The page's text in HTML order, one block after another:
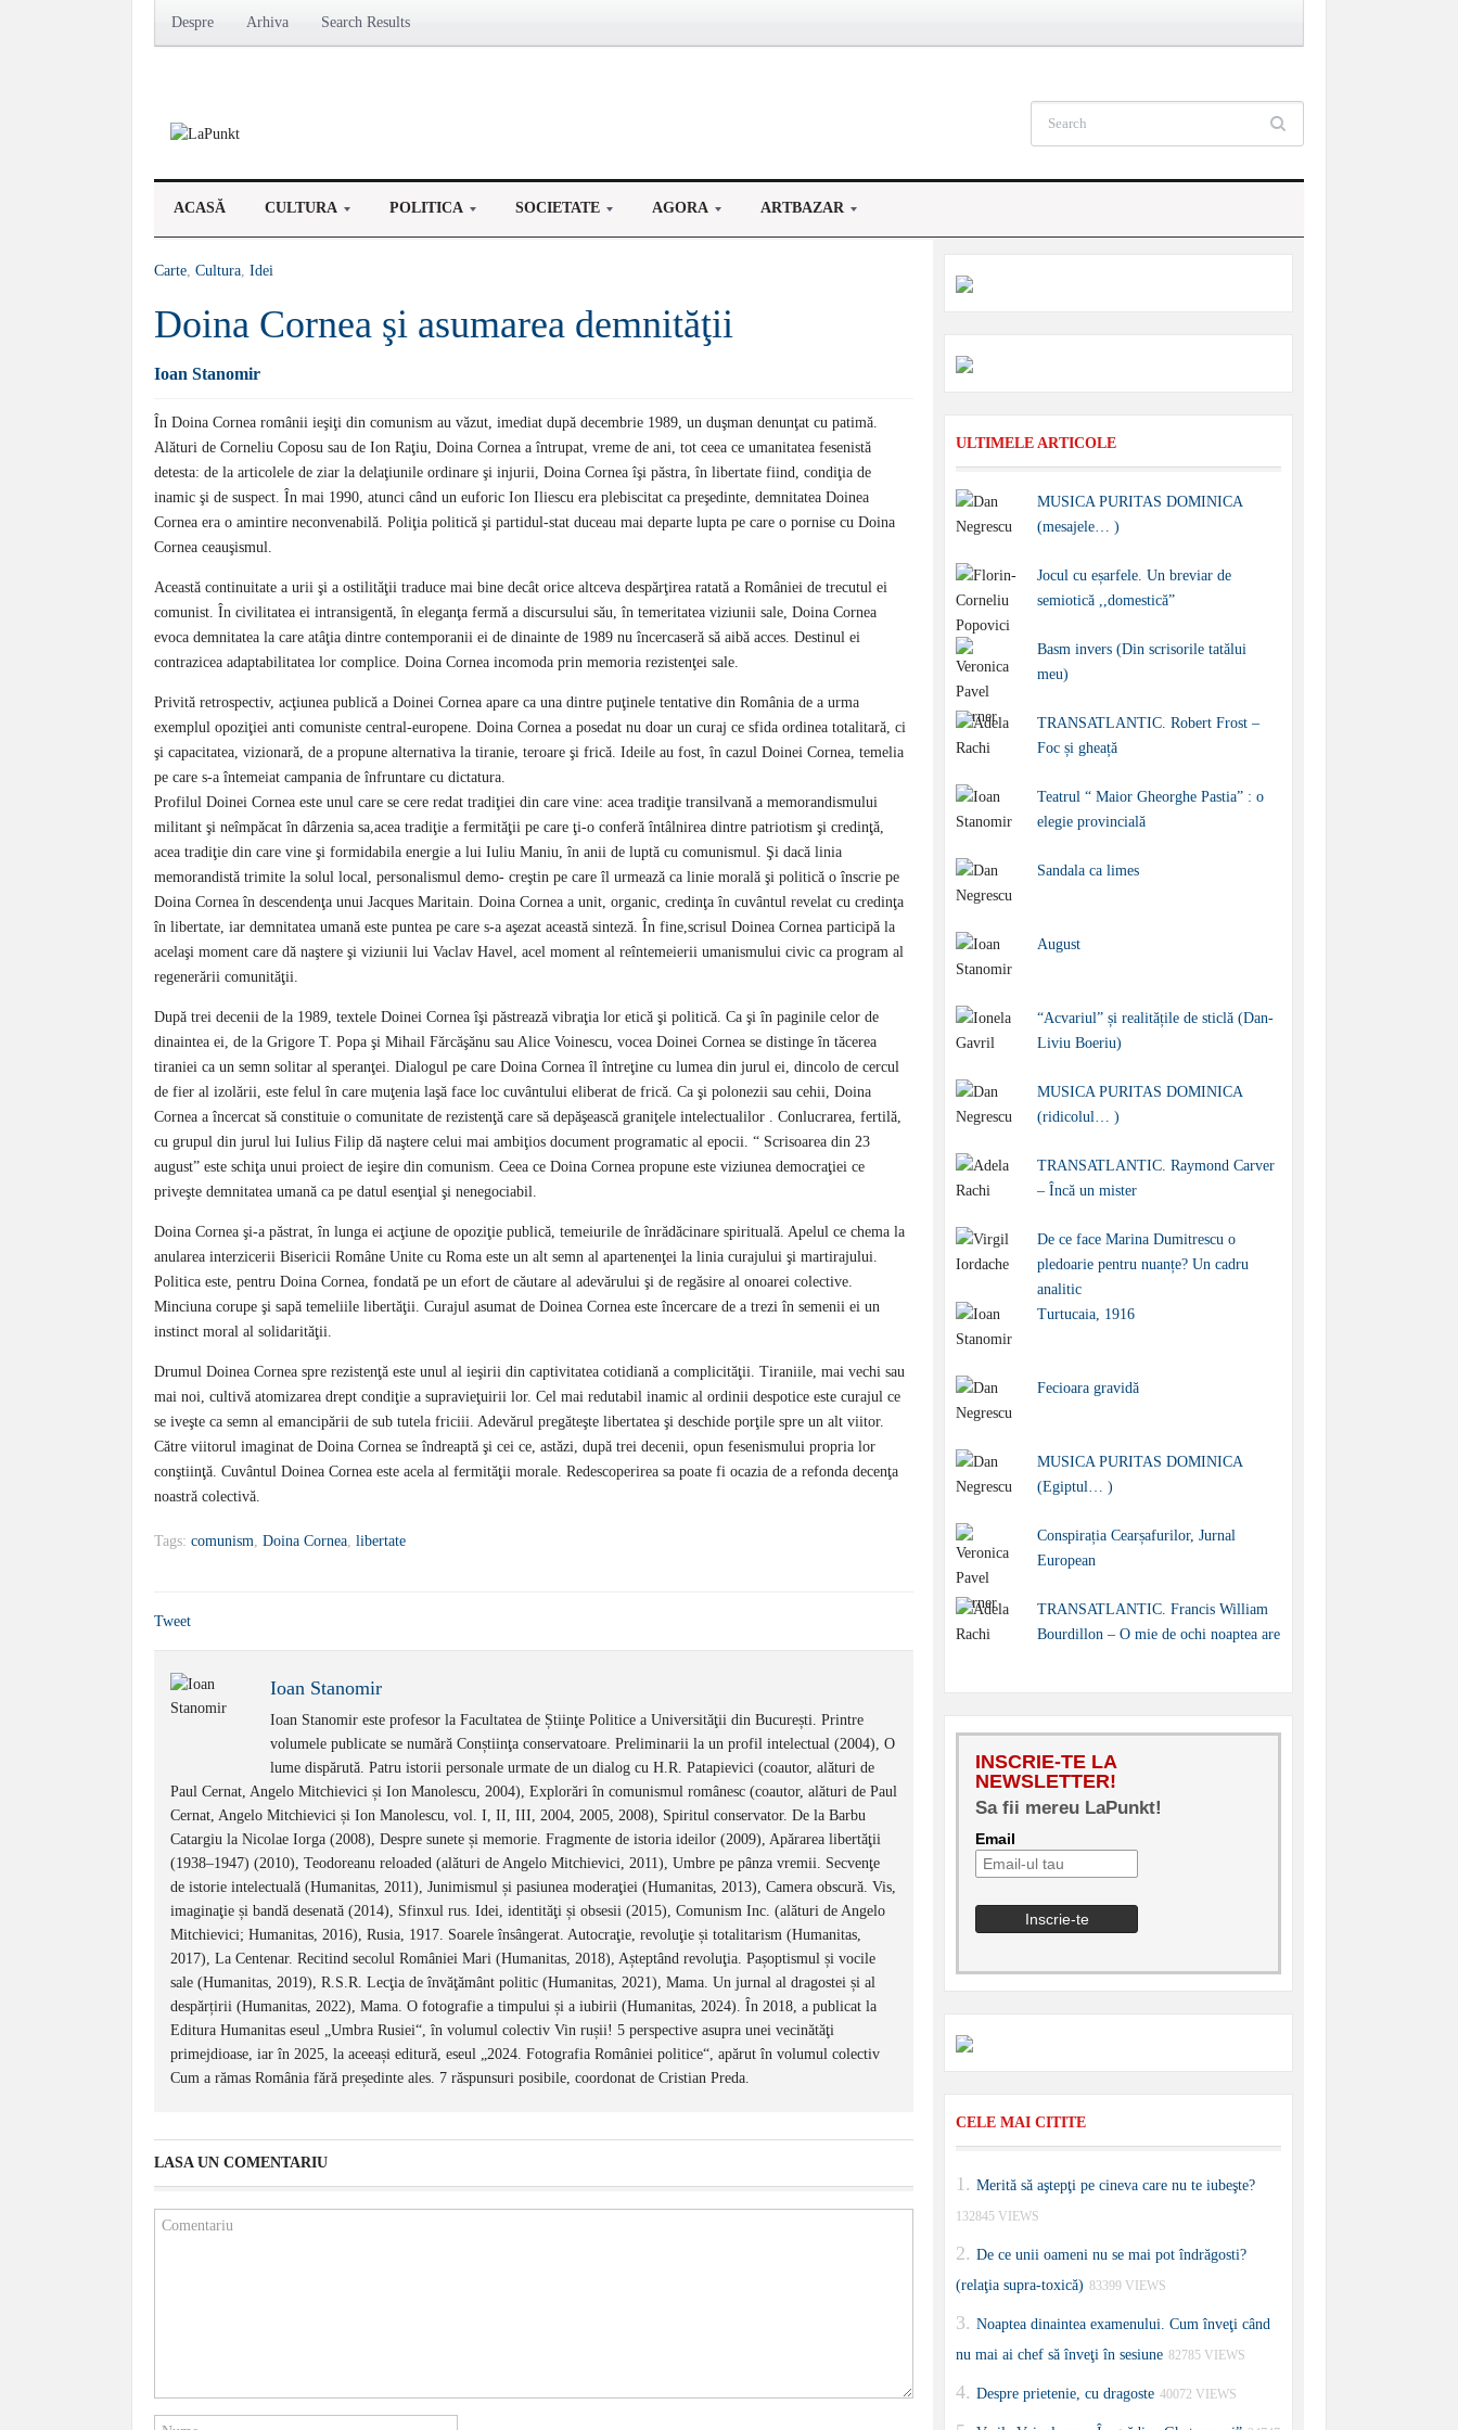
Despre Arhiva Search Results
ACASĂ CULTURA POLITICA SOCIETATE AGORA ARTBAZAR
Carte, Cultura, Idei
Doina Cornea şi asumarea demnităţii
Ioan Stanomir
În Doina Cornea românii ieşiţi din comunism au văzut, imediat după decembrie 1989, un duşman denunţat cu patimă.
Alături de Corneliu Coposu sau de Ion Raţiu, Doina Cornea a întrupat, vreme de ani, tot ceea ce umanitatea fesenistă
detesta: de la articolele de ziar la delaţiunile ordinare şi injurii, Doina Cornea îşi păstra, în libertate fiind, condiţia de
inamic şi de suspect. În mai 1990, atunci când un euforic Ion Iliescu era plebiscitat ca preşedinte, demnitatea Doinea
Cornea era o amintire neconvenabilă. Poliţia politică şi partidul-stat duceau mai departe lupta pe care o pornise cu Doina
Cornea ceauşismul.
Această continuitate a urii şi a ostilităţii traduce mai bine decât orice altceva despărţirea ratată a României de trecutul ei
comunist. În civilitatea ei intransigentă, în eleganţa fermă a discursului său, în temeritatea viziunii sale, Doina Cornea
evoca demnitatea la care atâţia dintre contemporanii ei de dinainte de 1989 nu încercaseră să aibă acces. Destinul ei
contrazicea adaptabilitatea lor complice. Doina Cornea incomoda prin memoria rezistenţei sale.
Privită retrospectiv, acţiunea publică a Doinei Cornea apare ca una dintre puţinele tentative din România de a urma
exemplul opoziţiei anti comuniste central-europene. Doina Cornea a posedat nu doar un curaj ce sfida ordinea totalitară, ci
şi capacitatea, vizionară, de a propune alternativa la tiranie, teroare şi frică. Ideile au fost, în cazul Doinei Cornea, temelia
pe care s-a întemeiat campania de înfruntare cu dictatura.
Profilul Doinei Cornea este unul care se cere redat tradiţiei din care vine: acea tradiţie transilvană a memorandismului
militant şi neîmpăcat în dârzenia sa,acea tradiţie a fermităţii pe care ţi-o conferă întâlnirea dintre patriotism şi credinţă,
acea tradiţie din care vine şi formidabila energie a lui Iuliu Maniu, în anii de luptă cu comunismul. Şi dacă linia
memorandistă trimite la solul local, personalismul demo- creştin pe care îl urmează ca linie morală şi politică o înscrie pe
Doina Cornea în descendenţa unui Jacques Maritain. Doina Cornea a unit, organic, credinţa în cuvântul revelat cu credinţa
în libertate, iar demnitatea umană este puntea pe care s-a aşezat această sinteză. În fine,scrisul Doinea Cornea participă la
acelaşi moment care dă naştere şi viziunii lui Vaclav Havel, acel moment al reîntemeierii umanismului civic ca program al
regenerării comunităţii.
După trei decenii de la 1989, textele Doinei Cornea îşi păstrează vibraţia lor etică şi politică. Ca şi în paginile celor de
dinaintea ei, de la Grigore T. Popa şi Mihail Fărcăşănu sau Alice Voinescu, vocea Doinei Cornea se distinge în tăcerea
tiraniei ca un semn solitar al speranţei. Dialogul pe care Doina Cornea îl întreţine cu lumea din jurul ei, dincolo de cercul
de fier al izolării, este felul în care muţenia laşă face loc cuvântului eliberat de frică. Ca şi polonezii sau cehii, Doina
Cornea a încercat să constituie o comunitate de rezistenţă care să depăşească graniţele intelectualilor . Conlucrarea, fertilă,
cu grupul din jurul lui Iulius Filip dă naştere celui mai ambiţios document programatic al epocii. “ Scrisoarea din 23
august” este schiţa unui proiect de ieşire din comunism. Ceea ce Doina Cornea propune este viziunea democraţiei ce
priveşte demnitatea umană ca pe datul esenţial şi nenegociabil.
Doina Cornea şi-a păstrat, în lunga ei acţiune de opoziţie publică, temeiurile de înrădăcinare spirituală. Apelul ce chema la
anularea interzicerii Bisericii Române Unite cu Roma este un alt semn al apartenenţei la linia curajului şi martirajului.
Politica este, pentru Doina Cornea, fondată pe un efort de căutare al adevărului şi de regăsire al onoarei colective.
Minciuna corupe şi sapă temeliile libertăţii. Curajul asumat de Doinea Cornea este încercare de a trezi în semenii ei un
instinct moral al solidarităţii.
Drumul Doinea Cornea spre rezistenţă este unul al ieşirii din captivitatea cotidiană a complicităţii. Tiraniile, mai vechi sau
mai noi, cultivă atomizarea drept condiţie a supravieţuirii lor. Cel mai redutabil inamic al ordinii despotice este curajul ce
se iveşte ca semn al emancipării de sub tutela friciii. Adevărul pregăteşte libertatea şi deschide porţile spre un alt viitor.
Către viitorul imaginat de Doina Cornea se îndreaptă şi cei ce, astăzi, după trei decenii, opun fesenismului propria lor
conştiinţă. Cuvântul Doinea Cornea este acela al fermităţii morale. Redescoperirea sa poate fi ocazia de a refonda decenţa
noastră colectivă.
Tags: comunism, Doina Cornea, libertate
Tweet
Ioan Stanomir
Ioan Stanomir este profesor la Facultatea de Știinţe Politice a Universităţii din București. Printre
volumele publicate se numără Conștiinţa conservatoare. Preliminarii la un profil intelectual (2004), O
lume dispărută. Patru istorii personale urmate de un dialog cu H.R. Patapievici (coautor, alături de
Paul Cernat, Angelo Mitchievici și Ion Manolescu, 2004), Explorări în comunismul românesc (coautor, alături de Paul
Cernat, Angelo Mitchievici și Ion Manolescu, vol. I, II, III, 2004, 2005, 2008), Spiritul conservator. De la Barbu
Catargiu la Nicolae Iorga (2008), Despre sunete și memorie. Fragmente de istoria ideilor (2009), Apărarea libertăţii
(1938–1947) (2010), Teodoreanu reloaded (alături de Angelo Mitchievici, 2011), Umbre pe pânza vremii. Secvenţe
de istorie intelectuală (Humanitas, 2011), Junimismul și pasiunea moderaţiei (Humanitas, 2013), Camera obscură. Vis,
imaginaţie și bandă desenată (2014), Sfinxul rus. Idei, identităţi și obsesii (2015), Comunism Inc. (alături de Angelo
Mitchievici; Humanitas, 2016), Rusia, 1917. Soarele însângerat. Autocraţie, revoluţie și totalitarism (Humanitas,
2017), La Centenar. Recitind secolul României Mari (Humanitas, 2018), Așteptând revoluţia. Pașoptismul și vocile
sale (Humanitas, 2019), R.S.R. Lecţia de învăţământ politic (Humanitas, 2021), Mama. Un jurnal al dragostei și al
despărțirii (Humanitas, 2022), Mama. O fotografie a timpului și a iubirii (Humanitas, 2024). În 2018, a publicat la
Editura Humanitas eseul „Umbra Rusiei“, în volumul colectiv Vin rușii! 5 perspective asupra unei vecinătăţi
primejdioase, iar în 2025, la aceeași editură, eseul „2024. Fotografia României politice“, apărut în volumul colectiv
Cum a rămas România fără președinte ales. 7 răspunsuri posibile, coordonat de Cristian Preda.
LASA UN COMENTARIU
ULTIMELE ARTICOLE
MUSICA PURITAS DOMINICA
(mesajele… )
Jocul cu eșarfele. Un breviar de
semiotică ,,domestică”
Basm invers (Din scrisorile tatălui
meu)
TRANSATLANTIC. Robert Frost –
Foc și gheață
Teatrul “ Maior Gheorghe Pastia” : o
elegie provincială
Sandala ca limes
August
“Acvariul” și realitățile de sticlă (Dan-
Liviu Boeriu)
MUSICA PURITAS DOMINICA
(ridicolul… )
TRANSATLANTIC. Raymond Carver
– Încă un mister
De ce face Marina Dumitrescu o
pledoarie pentru nuanțe? Un cadru
analitic
Turtucaia, 1916
Fecioara gravidă
MUSICA PURITAS DOMINICA
(Egiptul… )
Conspirația Cearșafurilor, Jurnal
European
TRANSATLANTIC. Francis William
Bourdillon – O mie de ochi noaptea are
INSCRIE-TE LA
NEWSLETTER!
Sa fii mereu LaPunkt!
Email
CELE MAI CITITE
Merită să aştepţi pe cineva care nu te iubeşte?
132845 VIEWS
De ce unii oameni nu se mai pot îndrăgosti?
(relaţia supra-toxică) 83399 VIEWS
Noaptea dinaintea examenului. Cum înveţi când
nu mai ai chef să înveţi în sesiune 82785 VIEWS
Despre prietenie, cu dragoste 40072 VIEWS